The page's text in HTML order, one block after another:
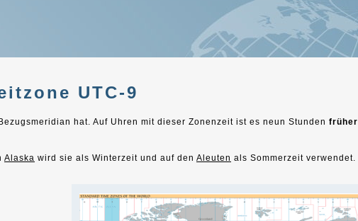
UTC-9
hat. Auf Uhren mit dieser Zonenzeit ist es neun Stunden früher
Alaska wird sie als Winterzeit und auf den Aleuten als Sommerzeit verwendet.